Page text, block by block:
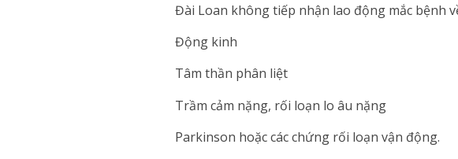
Đài Loan không tiếp nhận lao động mắc bệnh
Động kinh
Tâm thần phân liệt
Trầm cảm nặng, rối loạn lo âu nặng
Parkinson hoặc các chứng rối loạn vận động.